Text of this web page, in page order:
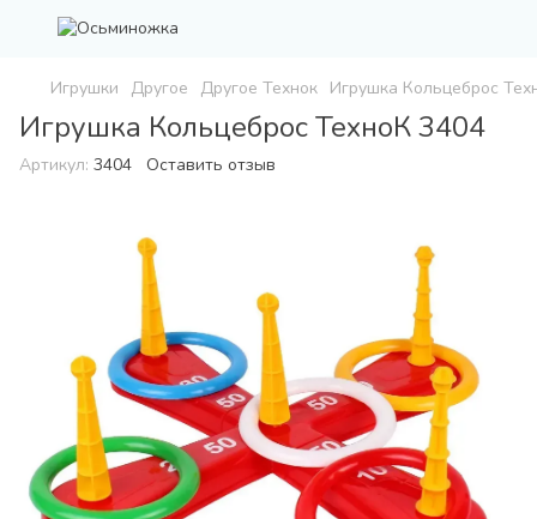
Игрушки Другое Другое Технок Игрушка Кольцеброс
Игрушка Кольцеброс ТехноК 3404
Артикул: 3404 Оставить отзыв